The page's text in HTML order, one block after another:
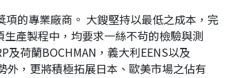
的專業廠商。 大鎪堅持以最低之成本，完
產製程中，均要求一絲不茍的檢驗與測
及荷蘭BOCHMAN，義大利EENS以及
，更將積極拓展日本、歐美市場之佔有